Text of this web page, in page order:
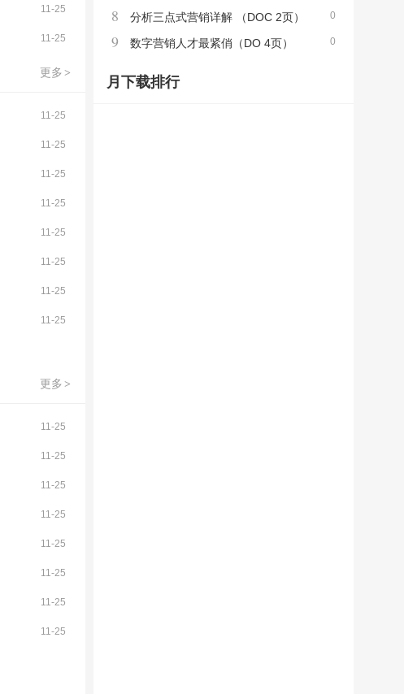
11-25
11-25
更多 >
11-25
11-25
11-25
11-25
11-25
11-25
11-25
11-25
更多 >
11-25
11-25
11-25
11-25
11-25
11-25
11-25
11-25
页)
0
8 分析三点式营销详解 （DOC 2页）
0
9 数字营销人才最紧俏（DO 4页）
月下载排行